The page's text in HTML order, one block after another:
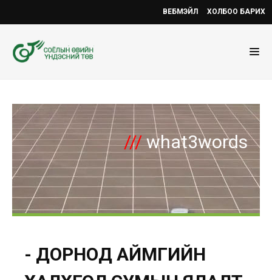
ВЕБМЭЙЛ ХОЛБОО БАРИХ
///what3words
- ДОРНОД АЙМГИЙН